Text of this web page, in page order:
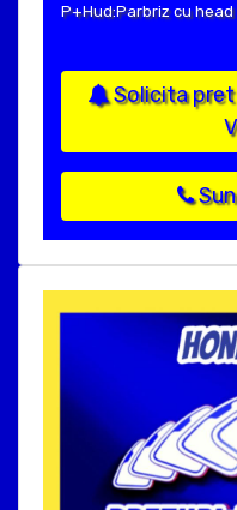
P+Hud:Parbriz cu
Solicita pret